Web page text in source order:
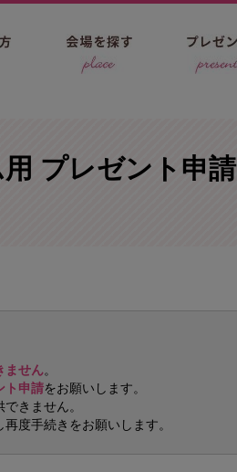
プレゼント申請
ません。
ト申請をお願いします。
きません。
度手続きをお願いします。